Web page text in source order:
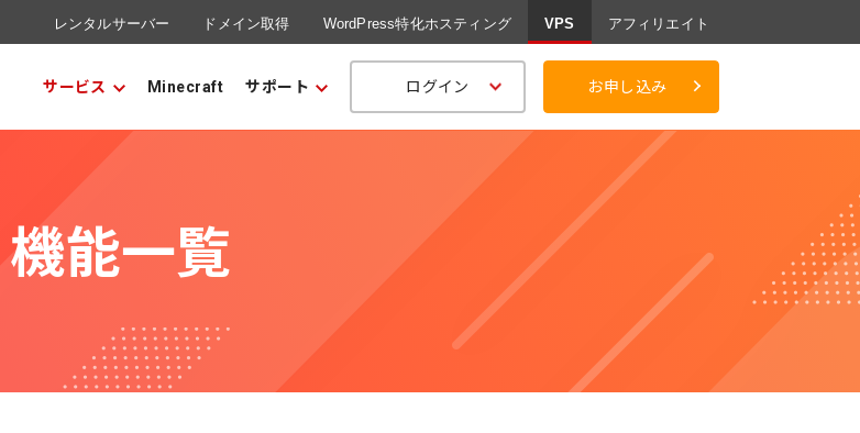
レンタルサーバー ドメイン取得 WordPress特化ホスティング VPS アフィリエイト
サービス Minecraft サポート ログイン お申し込み
機能一覧